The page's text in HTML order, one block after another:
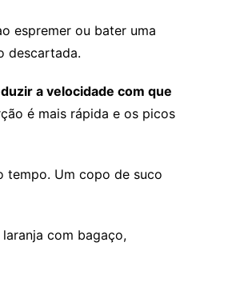
espremer ou bater uma
descartada.
a velocidade com que
é mais rápida e os picos
tempo. Um copo de suco
com bagaço,